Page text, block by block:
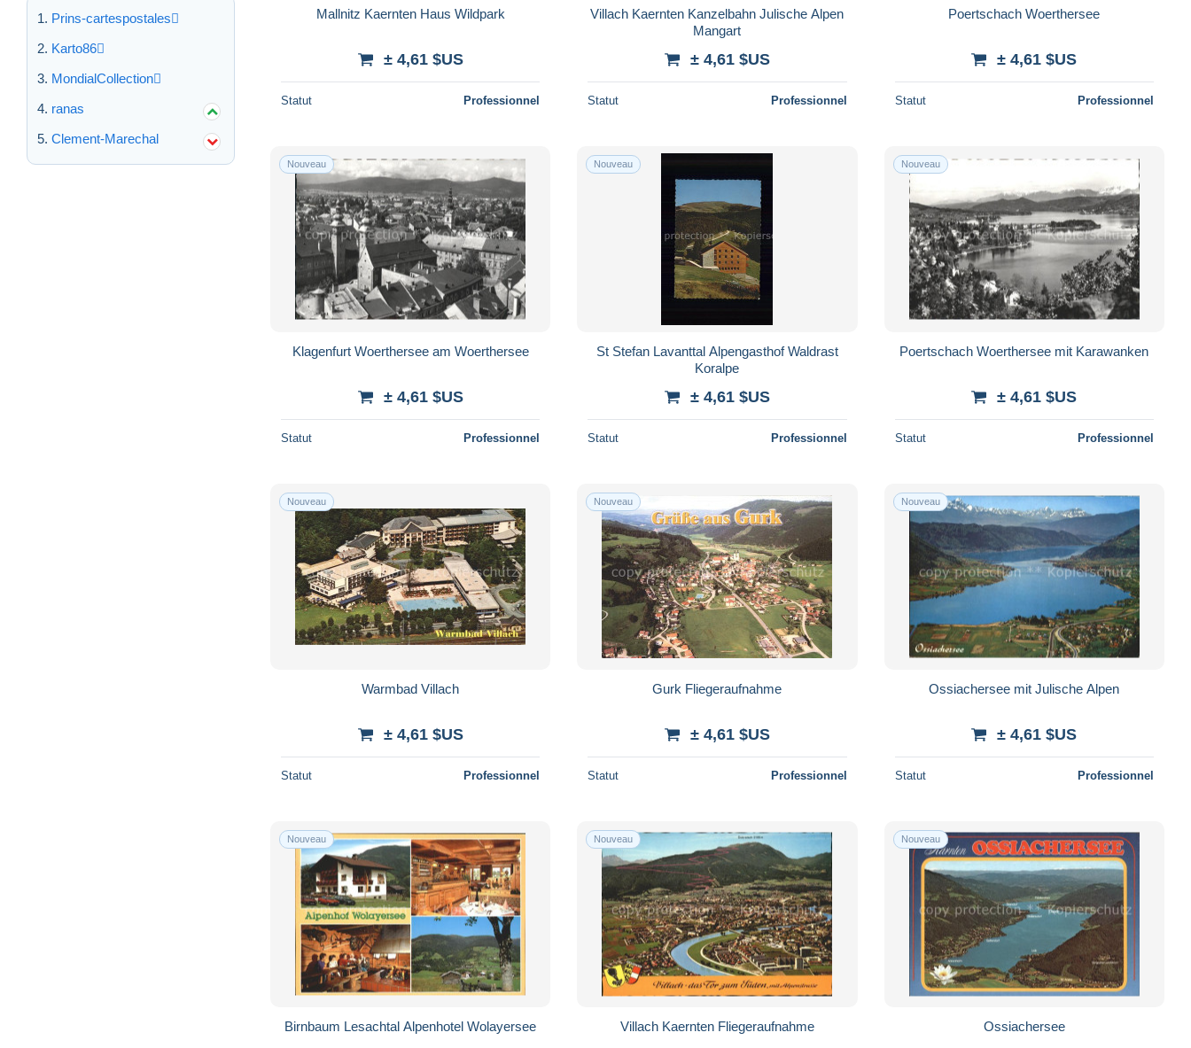
Prins-cartespostales
Karto86
MondialCollection
ranas
Clement-Marechal
Mallnitz Kaernten Haus Wildpark
± 4,61 $US
Statut Professionnel
Villach Kaernten Kanzelbahn Julische Alpen
Mangart
± 4,61 $US
Statut Professionnel
Poertschach Woerthersee
± 4,61 $US
Statut Professionnel
Nouveau
Klagenfurt Woerthersee am Woerthersee
± 4,61 $US
Statut Professionnel
Nouveau
St Stefan Lavanttal Alpengasthof Waldrast
Koralpe
± 4,61 $US
Statut Professionnel
Nouveau
Poertschach Woerthersee mit Karawanken
± 4,61 $US
Statut Professionnel
Nouveau
Warmbad Villach
± 4,61 $US
Statut Professionnel
Nouveau
Gurk Fliegeraufnahme
± 4,61 $US
Statut Professionnel
Nouveau
Ossiachersee mit Julische Alpen
± 4,61 $US
Statut Professionnel
Nouveau
Birnbaum Lesachtal Alpenhotel Wolayersee
Nouveau
Villach Kaernten Fliegeraufnahme
Nouveau
Ossiachersee